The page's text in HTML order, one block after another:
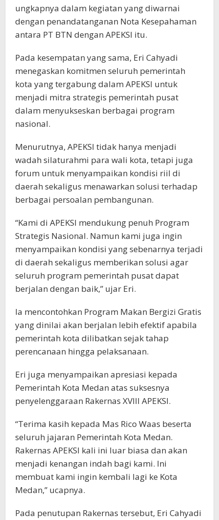
ungkapnya dalam kegiatan yang diwarnai
dengan penandatanganan Nota Kesepahaman
antara PT BTN dengan APEKSI itu.
Pada kesempatan yang sama, Eri Cahyadi
menegaskan komitmen seluruh pemerintah
kota yang tergabung dalam APEKSI untuk
menjadi mitra strategis pemerintah pusat
dalam menyukseskan berbagai program
nasional.
Menurutnya, APEKSI tidak hanya menjadi
wadah silaturahmi para wali kota, tetapi juga
forum untuk menyampaikan kondisi riil di
daerah sekaligus menawarkan solusi terhadap
berbagai persoalan pembangunan.
“Kami di APEKSI mendukung penuh Program
Strategis Nasional. Namun kami juga ingin
menyampaikan kondisi yang sebenarnya terjadi
di daerah sekaligus memberikan solusi agar
seluruh program pemerintah pusat dapat
berjalan dengan baik,” ujar Eri.
Ia mencontohkan Program Makan Bergizi Gratis
yang dinilai akan berjalan lebih efektif apabila
pemerintah kota dilibatkan sejak tahap
perencanaan hingga pelaksanaan.
Eri juga menyampaikan apresiasi kepada
Pemerintah Kota Medan atas suksesnya
penyelenggaraan Rakernas XVIII APEKSI.
“Terima kasih kepada Mas Rico Waas beserta
seluruh jajaran Pemerintah Kota Medan.
Rakernas APEKSI kali ini luar biasa dan akan
menjadi kenangan indah bagi kami. Ini
membuat kami ingin kembali lagi ke Kota
Medan,” ucapnya.
Pada penutupan Rakernas tersebut, Eri Cahyadi